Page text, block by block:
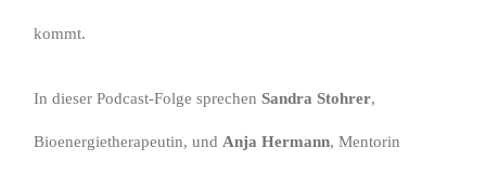
kommt.
In dieser Podcast-Folge sprechen Sandra Stohrer,
Bioenergietherapeutin, und Anja Hermann, Mentorin